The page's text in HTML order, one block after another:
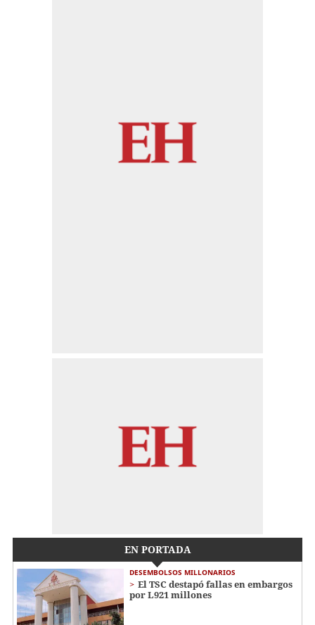
EN PORTADA
DESEMBOLSOS MILLONARIOS
El TSC destapó fallas en embargos
por L921 millones